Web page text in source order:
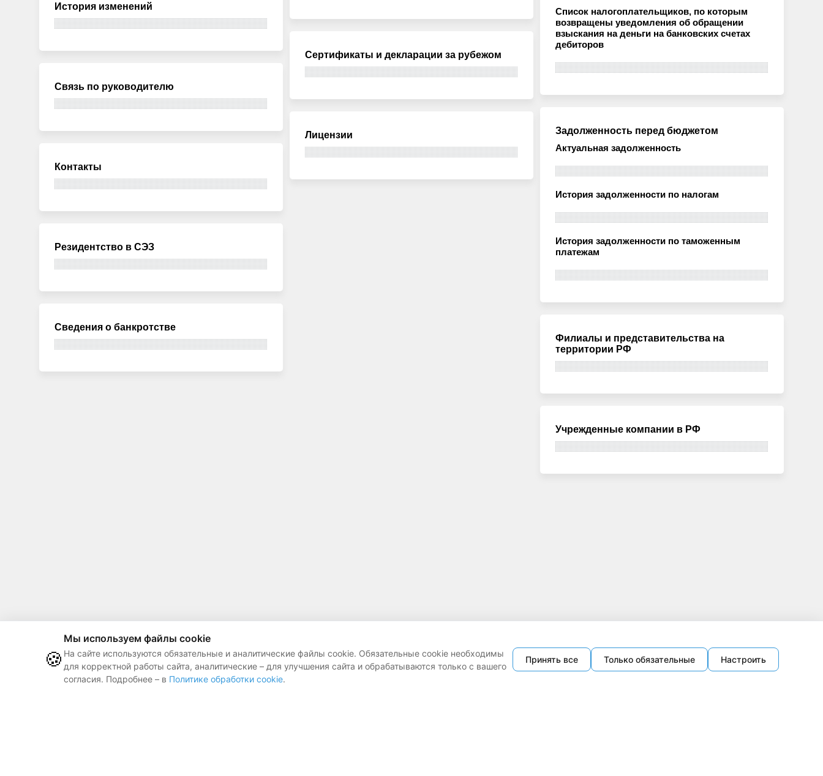
История изменений
Связь по руководителю
Контакты
Резидентство в СЭЗ
Сведения о банкротстве
Сертификаты и декларации за рубежом
Лицензии
Список налогоплательщиков, по которым
возвращены уведомления об обращении
взыскания на деньги на банковских счетах
дебиторов
Задолженность перед бюджетом
Актуальная задолженность
История задолженности по налогам
История задолженности по таможенным
платежам
Филиалы и представительства на
территории РФ
Учрежденные компании в РФ
🍪
Мы используем файлы cookie
На сайте используются обязательные и аналитические файлы cookie. Обязательные cookie необходимы
для корректной работы сайта, аналитические – для улучшения сайта и обрабатываются только с вашего
согласия. Подробнее – в Политике обработки cookie.
Принять все Только обязательные Настроить